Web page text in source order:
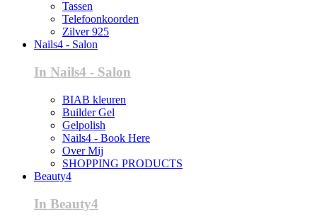
Tassen
Telefoonkoorden
Zilver 925
Nails4 - Salon
In Nails4 - Salon
BIAB kleuren
Builder Gel
Gelpolish
Nails4 - Book Here
Over Mij
SHOPPING PRODUCTS
Beauty4
In Beauty4